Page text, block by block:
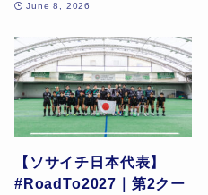
June 8, 2026
【ソサイチ日本代表】
#RoadTo2027｜第2クー